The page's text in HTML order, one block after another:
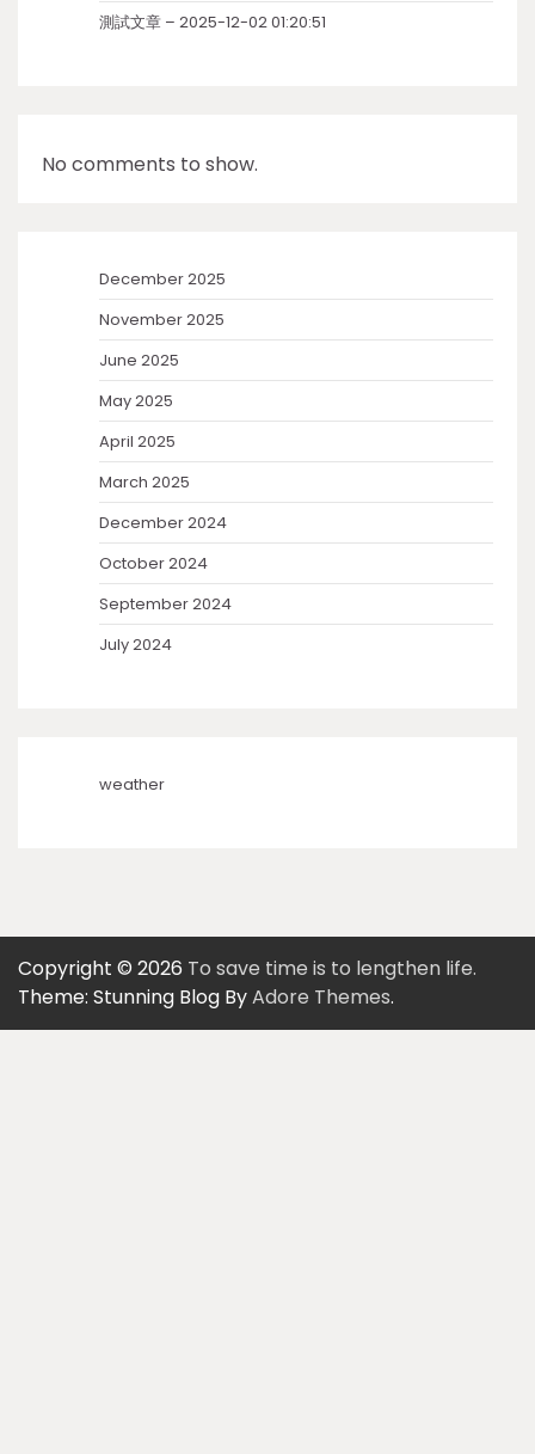
測試文章 – 2025-12-02 01:20:51
No comments to show.
December 2025
November 2025
June 2025
May 2025
April 2025
March 2025
December 2024
October 2024
September 2024
July 2024
weather
Copyright © 2026 To save time is to lengthen life.
Theme: Stunning Blog ByAdore Themes.